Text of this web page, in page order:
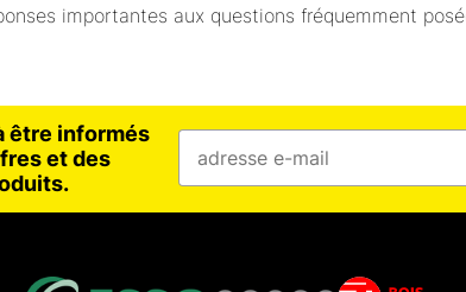
importantes aux questions fréquemment
être informés
et des